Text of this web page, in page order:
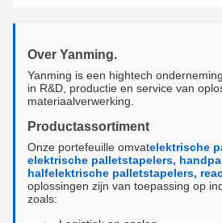
Over Yanming.
Yanming is een hightech
in R&D, productie en service van
materiaalverwerking.
Productassortiment
Onze portefeuille omvatelektrische
elektrische palletstapelers,
halfelektrische palletstapelers,
oplossingen zijn van toepassing op
zoals: